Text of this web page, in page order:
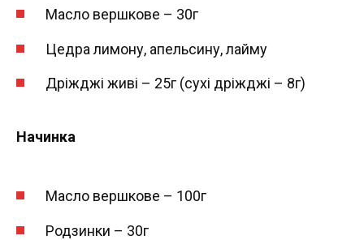
Масло вершкове – 30г
Цедра лимону, апельсину, лайму
Дріжджі живі – 25г (сухі дріжджі – 8г)
Начинка
Масло вершкове – 100г
Родзинки – 30г